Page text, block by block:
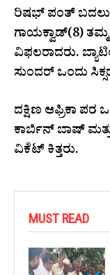
ರಿಷಭ್‌ ಪಂತ್‌
ಗಾಯಕ್ವಾಡ್‌(8)
ವಿಫಲರಾದರು.
ಸುಂದರ್‌ ಒಂದು
ದಕ್ಷಿಣ ಆಫ್ರಿಕಾ
ಕಾರ್ಬಿನ್ ಬಾಷ್
ವಿಕೆಟ್‌ ಕಿತ್ತರು.
MUST READ